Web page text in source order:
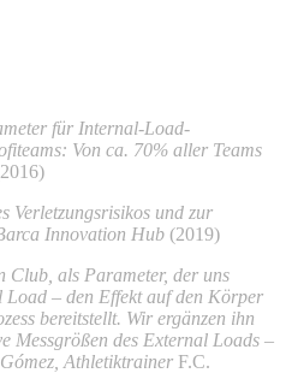
für Internal-Load-
Von ca. 70% aller Teams
Verletzungsrisikos und zur
Innovation Hub (2019)
Club, als Parameter, der uns
– den Effekt auf den Körper
bereitstellt. Wir ergänzen ihn
Messgrößen des External Loads –
Athletiktrainer F.C.